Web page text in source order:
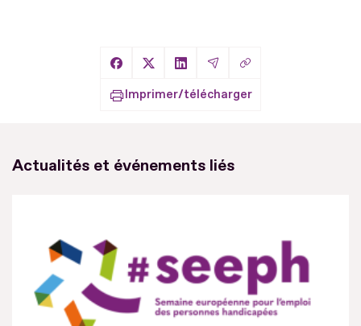
Partager sur Facebook
Partager sur X
Partager sur LinkedIn
Partager par Email
Copier le lien
Imprimer/télécharger
Actualités et événements liés